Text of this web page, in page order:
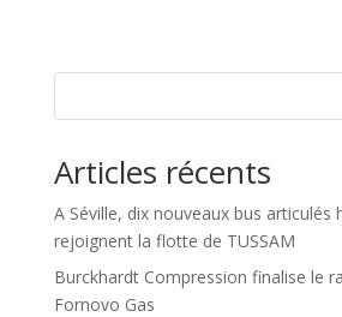
Articles récents
A Séville, dix nouveaux bus articulés
rejoignent la flotte de TUSSAM
Burckhardt Compression finalise le
Fornovo Gas